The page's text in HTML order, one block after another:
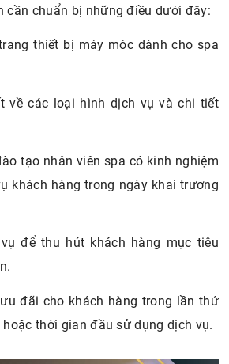
cần chuẩn bị những điều dưới đây:
thiết bị máy móc dành cho spa
về các loại hình dịch vụ và chi tiết
tạo nhân viên spa có kinh nghiệm
khách hàng trong ngày khai trương
để thu hút khách hàng mục tiêu
đãi cho khách hàng trong lần thứ
thời gian đầu sử dụng dịch vụ.